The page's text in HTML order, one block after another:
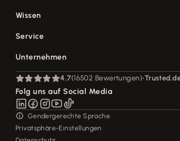
E-Rechnung Software
Buchhaltungssoftware
Branchenlösungen
Erweiterungen & Partner
Wissen
Fachwissen für Unternehmer
Lexware Akademie
Tell Your Story
Das Lena Prinzip
Service
Support für Lexware Office
Für Steuerberater
Partner werden
Affiliate-Partner werden
Support für Desktop-Produkte
Forum
Unternehmen
Über Lexware
Presse
Soziale Verantwortung
Karriere
4,7(16502 Bewertungen)•
Folg uns auf Social Media
Gendergerechte Sprache
Privatsphäre-Einstellungen